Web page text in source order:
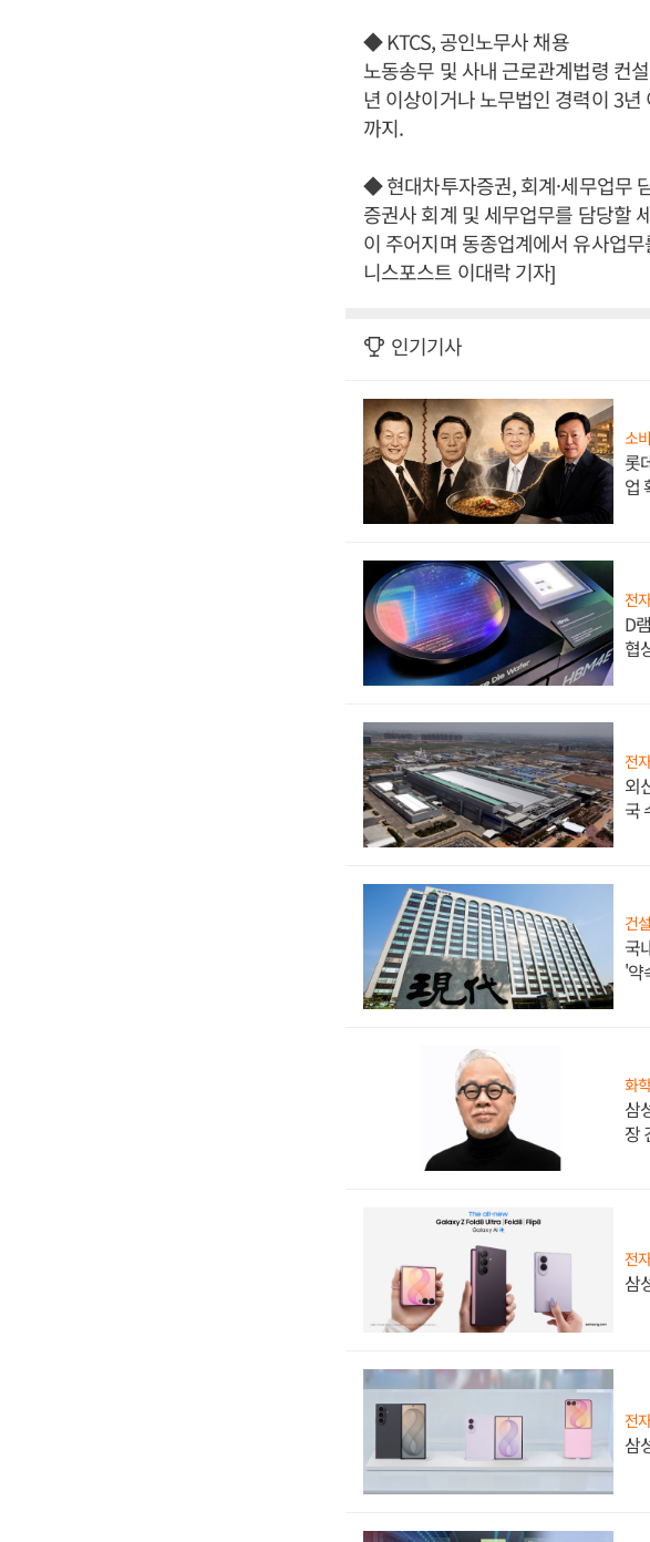
◆ KTCS, 공인노무사 채용
노동송무 및 사내 근로관계법령 컨
년 이상이거나 노무법인 경력이 3
까지.
◆ 현대차투자증권, 회계·세무업무
증권사 회계 및 세무업무를 담당할
이 주어지며 동종업계에서 유사업
니스포스트 이대락 기자]
인기기사
소
롯
업
전
D
협
전
외
국
건설
국
'약
화
삼
장
전
삼
전
삼